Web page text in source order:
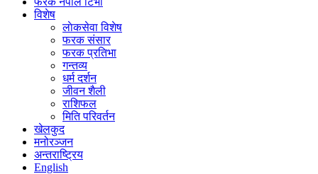
विशेष
लाेकसेवा विशेष
फरक संसार
फरक प्रतिभा
गन्तव्य
धर्म दर्शन
जीवन शैली
राशिफल
मिति परिवर्तन
खेलकुद
मनोरञ्जन
अन्तराष्ट्रिय
English